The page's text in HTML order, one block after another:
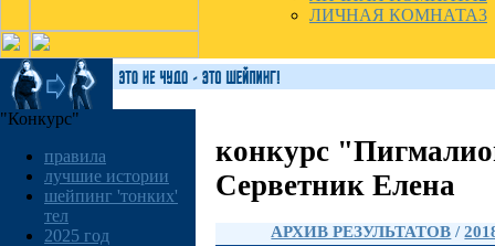
ЛИЧНАЯ КОМНАТА3
"Конкурс"
правила
лучшие истории
шейпинг 'тонких'
тел
2025 год
конкурс
Серветник Елена
АРХИВ РЕЗУЛЬТАТОВ /